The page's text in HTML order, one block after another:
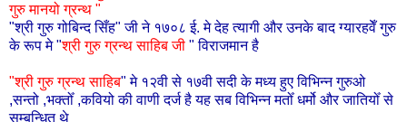
गुरु मानयो ग्रन्थ "
"श्री गुरु गोबिन्द सिँह" जी ने १७०८ ई. मे देह त्यागी और उनके बाद ग्यारहवेँ गुरु
के रूप मे "श्री गुरु ग्रन्थ साहिब जी " विराजमान है
"श्री गुरु ग्रन्थ साहिब" मे १२वी से १७वी सदी के मध्य हुए विभिन्न गुरुओ
,सन्तो ,भक्तोँ ,कवियो की वाणी दर्ज है यह सब विभिन्न मतोँ धर्मो और जातियोँ से
सम्बन्धित थे